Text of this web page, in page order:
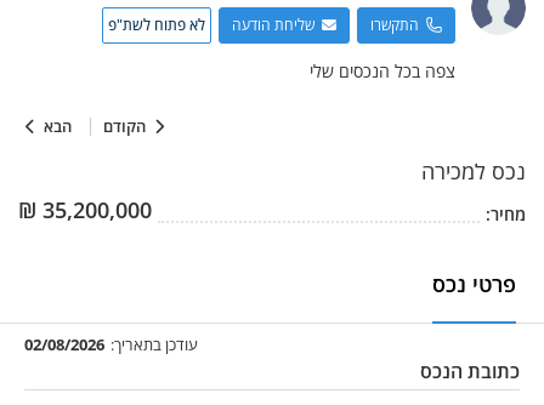
הקודם הבא
התקשרו שליחת הודעה לא פתוח לשת"פ
צפה בכל הנכסים שלי
נכס למכירה
מחיר: 35,200,000
₪
פרטי נכס
עודכן בתאריך: 02/08/2026
כתובת הנכס